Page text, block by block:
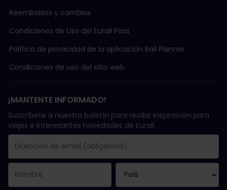
Reembolsos y cambios
Condiciones de Uso del Eurail Pass
Política de privacidad de la aplicación Rail Planner
Condiciones de uso del sitio web
¡MANTENTE INFORMADO!
Suscríbete a nuestro boletín para recibir inspiración para
viajes e interesantes novedades de Eurail.